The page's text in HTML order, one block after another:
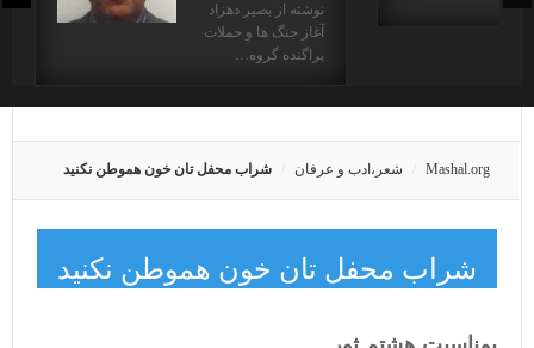
نوشته از بصیر دهزاد
آغاز جنگ ها و حملات
پراگنده گروه…
Mashal.org شعر،ادب و عرفان شراب محفل تان خون هموطن نكنيد
شراب محفل تان خون هموطن نكنيد